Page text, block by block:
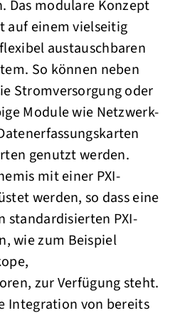
Das modulare Konzept
auf einem vielseitig
austauschbaren
So können neben
Stromversorgung oder
Module wie Netzwerk-
genutzt werden.
mit einer PXI-
werden, so dass eine
standardisierten PXI-
wie zum Beispiel
zur Verfügung steht.
Integration von bereits